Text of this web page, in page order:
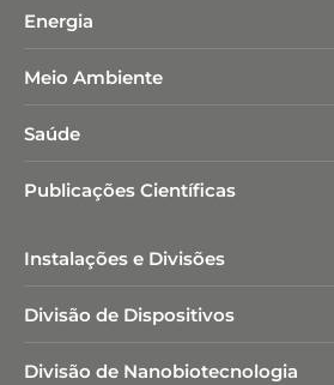
Energia
Meio Ambiente
Saúde
Publicações Científicas
Instalações e Divisões
Divisão de Dispositivos
Divisão de Nanobiotecnologia​